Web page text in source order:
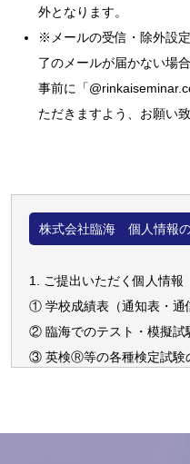
外となります。
※メールの受信・除外設
了のメールが届かない場
事前に「
ただきますよう、お願い
株式会社臨海 個人情報
1. ご提出いただく個人情報
① 学校成績表（通知表・通
② 臨海でのテスト・模擬試
③ 英検Ⓡ等の各種検定試験
⑥ 生徒及び保護者の氏名・